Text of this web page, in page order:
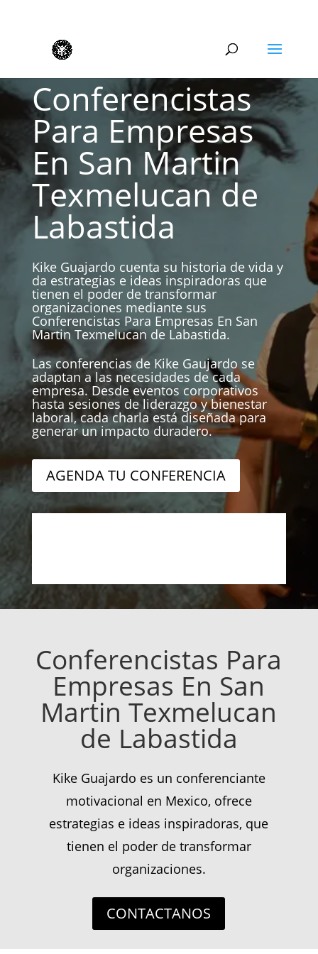
Conferencistas
Para Empresas
En San Martin
Texmelucan de
Labastida
Kike Guajardo cuenta su historia de vida y
da estrategias e ideas inspiradoras que
tienen el poder de transformar
organizaciones mediante sus
Conferencistas Para Empresas En San
Martin Texmelucan de Labastida.
Las conferencias de Kike Gaujardo se
adaptan a las necesidades de cada
empresa. Desde eventos corporativos
hasta sesiones de liderazgo y bienestar
laboral, cada charla está diseñada para
generar un impacto duradero.
AGENDA TU CONFERENCIA
Conferencistas Para
Empresas En San
Martin Texmelucan
de Labastida
Kike Guajardo es un conferenciante
motivacional en Mexico, ofrece
estrategias e ideas inspiradoras, que
tienen el poder de transformar
organizaciones.
CONTACTANOS